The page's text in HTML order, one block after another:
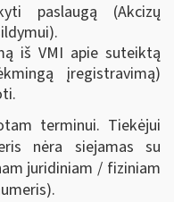
paslaugą (Akcizų
iš VMI apie suteiktą
įregistravimą)
terminui. Tiekėjui
nėra siejamas su
juridiniam / fiziniam